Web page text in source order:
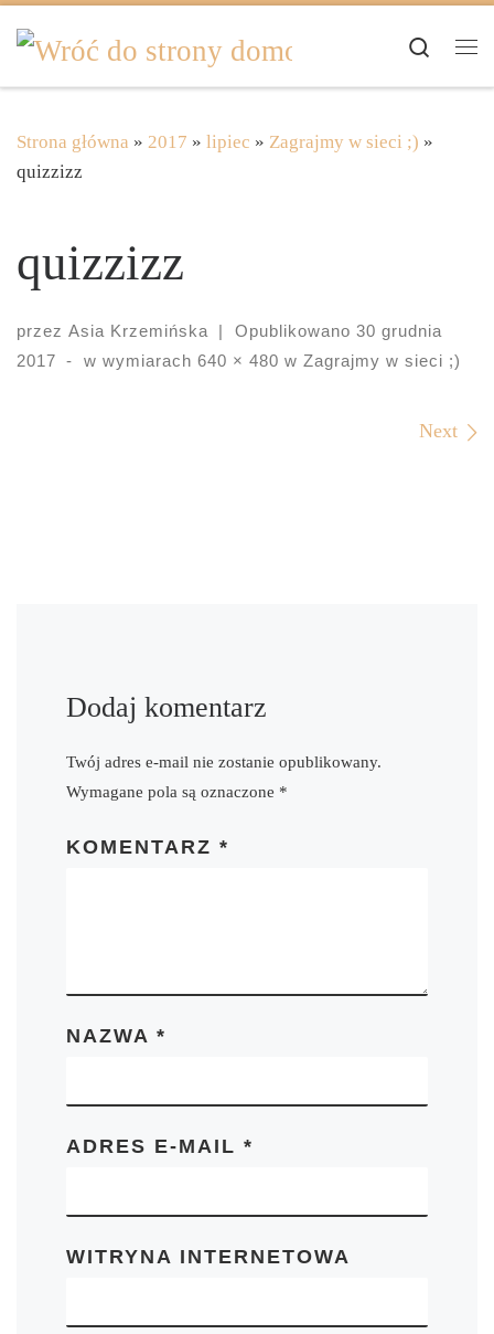
Skip to content
Search
Strona główna » 2017 » lipiec » Zagrajmy w sieci ;) »
quizzizz
quizzizz
przez Asia Krzemińska | Opublikowano 30 grudnia
2017
- w wymiarach 640 × 480 w Zagrajmy w sieci ;)
Next
Dodaj komentarz
Twój adres e-mail nie zostanie opublikowany.
Wymagane pola są oznaczone *
KOMENTARZ*
NAZWA*
ADRES E-MAIL*
WITRYNA INTERNETOWA